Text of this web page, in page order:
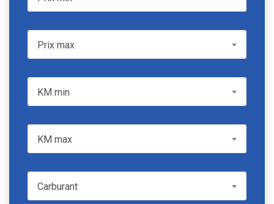
Prix maxPrix max
KM min
KM max
CarburantCarburant